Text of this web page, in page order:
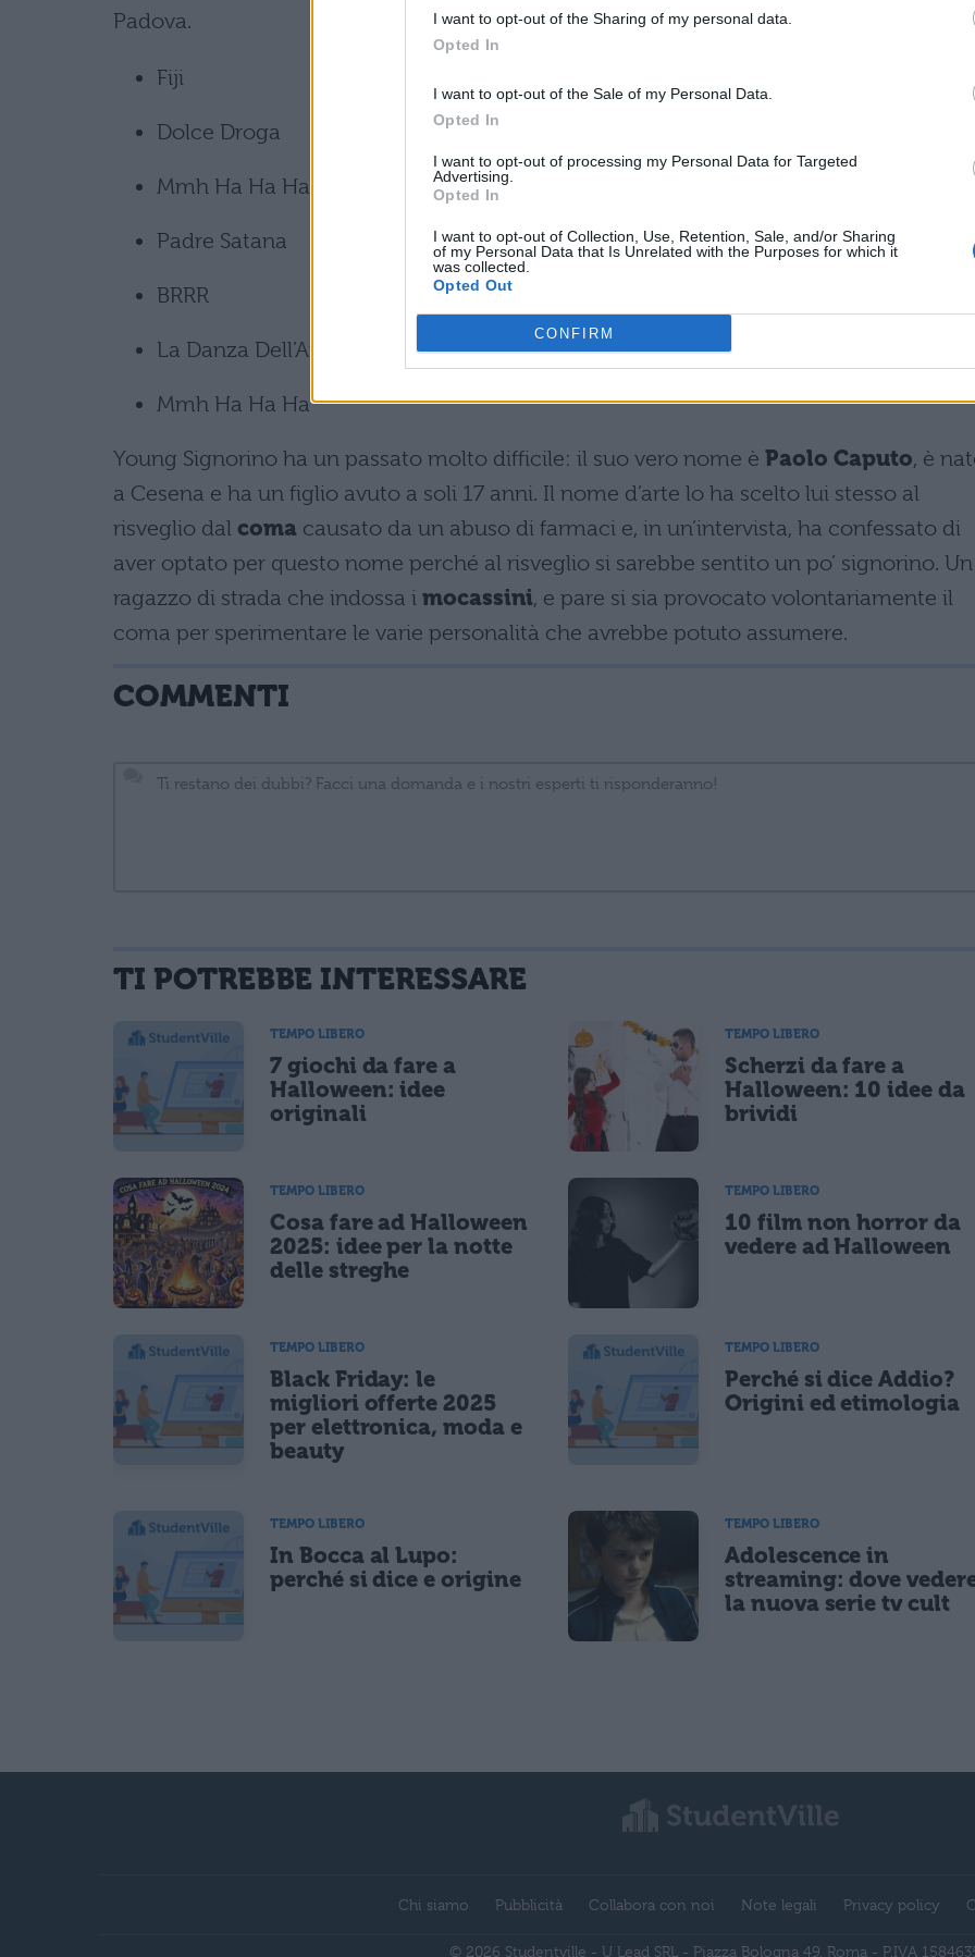
I want to opt-out of the Sharing of my personal data.
Opted In
I want to opt-out of the Sale of my Personal Data.
Opted In
I want to opt-out of processing my Personal Data for Targeted
Advertising.
Opted In
I want to opt-out of Collection, Use, Retention, Sale, and/or Sharing
of my Personal Data that Is Unrelated with the Purposes for which it
was collected.
Opted Out
CONFIRM
Padova.
Fiji
Dolce Droga
Mmh Ha Ha Ha
Padre Satana
BRRR
La Danza Dell’Ambulanza
Mmh Ha Ha Ha
Young Signorino ha un passato molto difficile: il suo vero nome è Paolo Caputo, è
a Cesena e ha un figlio avuto a soli 17 anni. Il nome d’arte lo ha scelto lui stesso al
risveglio dal coma causato da un abuso di farmaci e, in un’intervista, ha confessato di
aver optato per questo nome perché al risveglio si sarebbe sentito un po’ signorino. Un
ragazzo di strada che indossa i mocassini, e pare si sia provocato volontariamente il
coma per sperimentare le varie personalità che avrebbe potuto assumere.
COMMENTI
informativa privacy
. Pubblicando questo commento dai il consenso affinché un cookie salvi i tuoi dati (nome, email) per il prossimo commento.
Ho letto e acconsento l' informativa sulla privacy
Acconsento all'uso dei miei dati da parte di terzi per finalità di marketing diretto con modalità automatizzate o tradizionali
CONFERMA E PUBBLICA
TI POTREBBE INTERESSARE
TEMPO LIBERO
7 giochi da fare a
Halloween: idee
originali
TEMPO LIBERO
Scherzi da fare a
Halloween: 10 idee da
brividi
TEMPO LIBERO
Cosa fare ad Halloween
2025: idee per la notte
delle streghe
TEMPO LIBERO
10 film non horror da
vedere ad Halloween
TEMPO LIBERO
Black Friday: le
migliori offerte 2025
per elettronica, moda e
beauty
TEMPO LIBERO
Perché si dice Addio?
Origini ed etimologia
TEMPO LIBERO
In Bocca al Lupo:
perché si dice e origine
TEMPO LIBERO
Adolescence in
streaming: dove
la nuova serie tv cult
Chi siamo Pubblicità Collabora con noi Note legali Privacy policy
© 2026 Studentville - U Lead SRL - Piazza Bologna 49, Roma - P.IVA